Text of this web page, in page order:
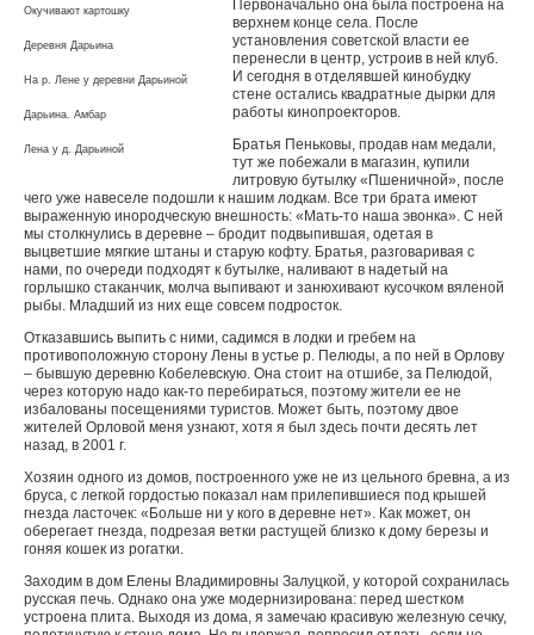
Окучивают картошку
Деревня Дарьина
На р. Лене у деревни Дарьиной
Дарьина. Амбар
Лена у д. Дарьиной
Первоначально она была построена на
верхнем конце села. После
установления советской власти ее
перенесли в центр, устроив в ней клуб.
И сегодня в отделявшей кинобудку
стене остались квадратные дырки для
работы кинопроекторов.
Братья Пеньковы, продав нам медали,
тут же побежали в магазин, купили
литровую бутылку «Пшеничной», после
чего уже навеселе подошли к нашим лодкам. Все три брата имеют
выраженную инородческую внешность: «Мать-то наша эвонка». С ней
мы столкнулись в деревне – бродит подвыпившая, одетая в
выцветшие мягкие штаны и старую кофту. Братья, разговаривая с
нами, по очереди подходят к бутылке, наливают в надетый на
горлышко стаканчик, молча выпивают и занюхивают кусочком вяленой
рыбы. Младший из них еще совсем подросток.
Отказавшись выпить с ними, садимся в лодки и гребем на
противоположную сторону Лены в устье р. Пелюды, а по ней в Орлову
– бывшую деревню Кобелевскую. Она стоит на отшибе, за Пелюдой,
через которую надо как-то перебираться, поэтому жители ее не
избалованы посещениями туристов. Может быть, поэтому двое
жителей Орловой меня узнают, хотя я был здесь почти десять лет
назад, в 2001 г.
Хозяин одного из домов, построенного уже не из цельного бревна, а из
бруса, с легкой гордостью показал нам прилепившиеся под крышей
гнезда ласточек: «Больше ни у кого в деревне нет». Как может, он
оберегает гнезда, подрезая ветки растущей близко к дому березы и
гоняя кошек из рогатки.
Заходим в дом Елены Владимировны Залуцкой, у которой сохранилась
русская печь. Однако она уже модернизирована: перед шестком
устроена плита. Выходя из дома, я замечаю красивую железную сечку,